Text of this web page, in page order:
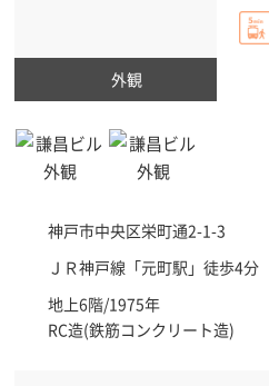
外観
神戸市中央区栄町通2-1-3
ＪＲ神戸線「元町駅 」徒歩4分
地上6階/1975年
RC造(鉄筋コンクリート造)